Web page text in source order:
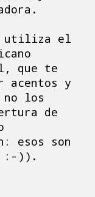
utiliza el
que te
acentos y
no los
de
esos son
:-)).